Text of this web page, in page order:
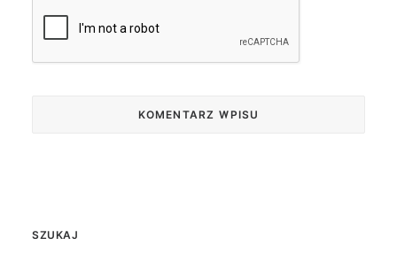
SZUKAJ